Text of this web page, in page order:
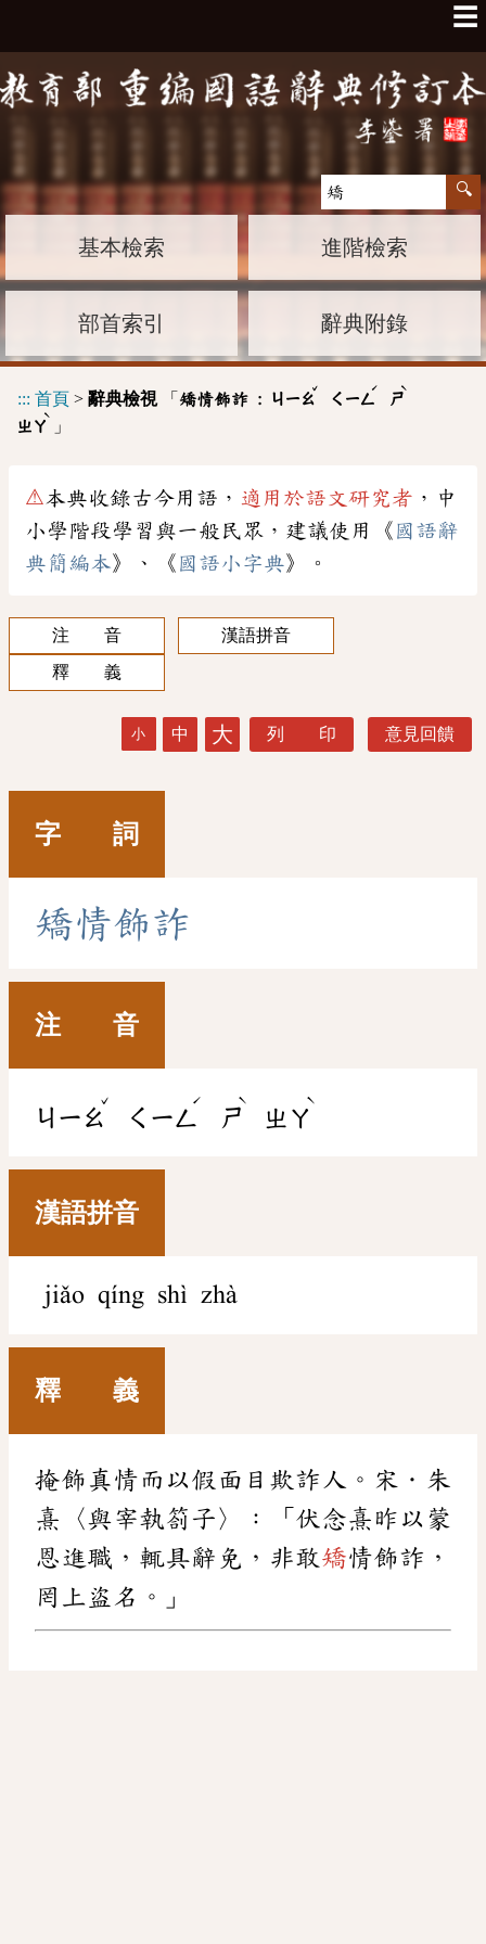
☰
基本檢索 進階檢索
部首索引 辭典附錄
::: 首頁 > 辭典檢視「 矯情飾詐 : ㄐㄧㄠ
ˇ
ㄑㄧㄥ
ˊ
ㄕ
ˋ
ㄓㄚ
ˋ
」
⚠本典收錄古今用語， 適用於語文研究者 ，中
小學階段學習與一般民眾，建議使用《 國語辭
典簡編本》、《 國語小字典》。
注 音
漢語拼音
釋 義
小 中 大 列 印 意見回饋
字 詞
矯情飾詐
注 音
ㄐㄧㄠ
ˇ
ㄑㄧㄥ
ˊ
ㄕ
ˋ
ㄓㄚ
ˋ
漢語拼音
jiǎo qíng shì zhà
釋 義
掩飾真情而以假面目欺詐人。宋．朱
熹〈與宰執劄子〉：「伏念熹昨以蒙
恩進職，輒具辭免，非敢矯情飾詐，
罔上盜名。」